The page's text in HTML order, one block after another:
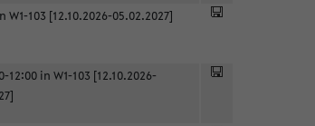
W1-103 [12.10.2026-05.02.2027]
12:00 in W1-103 [12.10.2026-